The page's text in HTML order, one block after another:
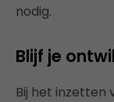
nodig.
Blijf je
Bij het inzetten